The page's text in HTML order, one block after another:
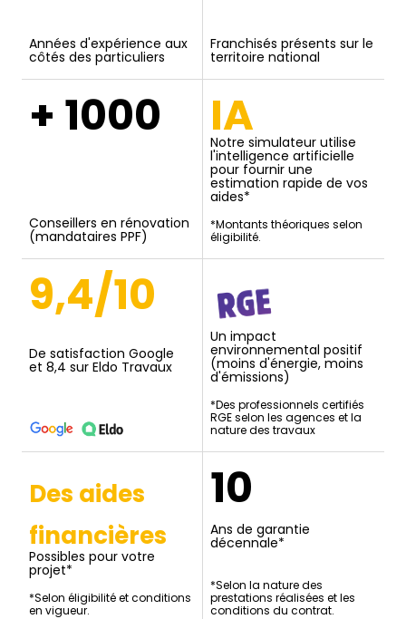
Années d'expérience aux
côtés des particuliers
Franchisés présents sur le
territoire national
+ 1000
Conseillers en rénovation
(mandataires PPF)
IA
Notre simulateur utilise
l'intelligence artificielle
pour fournir une
estimation rapide de vos
aides*
*Montants théoriques selon
éligibilité.
9,4/10
De satisfaction Google
et 8,4 sur Eldo Travaux
Un impact
environnemental positif
(moins d'énergie, moins
d'émissions)
*Des professionnels certifiés
RGE selon les agences et la
nature des travaux
Des aides
financières
Possibles pour votre
projet*
*Selon éligibilité et conditions
en vigueur.
10
Ans de garantie
décennale*
*Selon la nature des
prestations réalisées et les
conditions du contrat.